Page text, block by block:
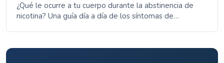
¿Qué le ocurre a tu cuerpo durante la abstinencia de
nicotina? Una guía día a día de los síntomas de